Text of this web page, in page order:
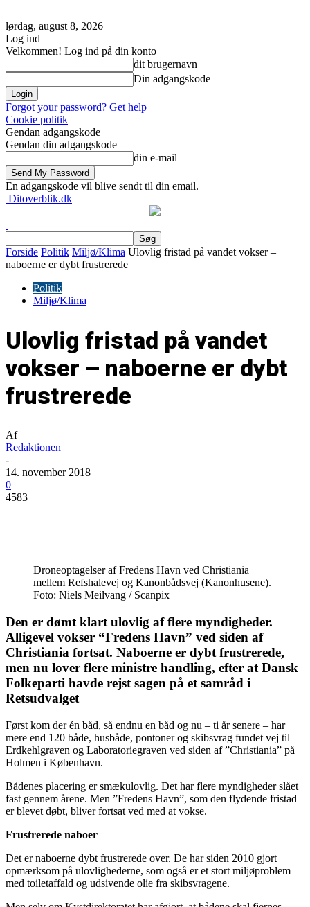
lørdag, august 8, 2026
Log ind
Velkommen! Log ind på din konto
dit brugernavn
Din adgangskode
Forgot your password? Get help
Cookie politik
Gendan adgangskode
Gendan din adgangskode
din e-mail
En adgangskode vil blive sendt til din email.
Ditoverblik.dk
Forside Politik Miljø/Klima Ulovlig fristad på vandet vokser –
naboerne er dybt frustrerede
Politik
Miljø/Klima
Ulovlig fristad på vandet
vokser – naboerne er dybt
frustrerede
Af
Redaktionen
-
14. november 2018
0
4583
Droneoptagelser af Fredens Havn ved Christiania
mellem Refshalevej og Kanonbådsvej (Kanonhusene).
Foto: Niels Meilvang / Scanpix
Den er dømt klart ulovlig af flere myndigheder.
Alligevel vokser “Fredens Havn” ved siden af
Christiania fortsat. Naboerne er dybt frustrerede,
men nu lover flere ministre handling, efter at Dansk
Folkeparti havde rejst sagen på et samråd i
Retsudvalget
Først kom der én båd, så endnu en båd og nu – ti år senere – har
mere end 120 både, husbåde, pontoner og skibsvrag fundet vej til
Erdkehlgraven og Laboratoriegraven ved siden af ”Christiania” på
Holmen i København.
Bådenes placering er smækulovlig. Det har flere myndigheder slået
fast gennem årene. Men ”Fredens Havn”, som den flydende fristad
er blevet døbt, bliver fortsat ved med at vokse.
Frustrerede naboer
Det er naboerne dybt frustrerede over. De har siden 2010 gjort
opmærksom på ulovlighederne, som også er et stort miljøproblem
med toiletaffald og udsivende olie fra skibsvragene.